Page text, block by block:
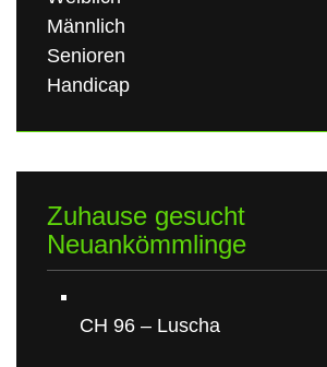
Männlich
Senioren
Handicap
Zuhause gesucht
Neuankömmlinge
CH 96 – Luscha